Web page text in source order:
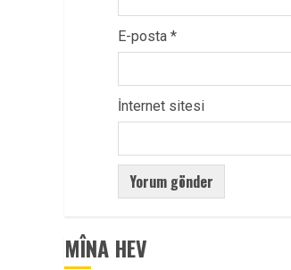
E-posta *
İnternet sitesi
MÎNA HEV